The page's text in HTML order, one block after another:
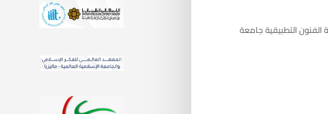
التطبيقية جامعة